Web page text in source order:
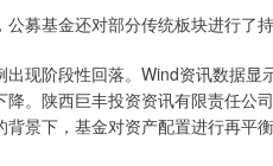
基金还对部分传统板块进行了持
阶段性回落。Wind资讯数据显
。陕西巨丰投资资讯有限责任公
景下，基金对资产配置进行再平